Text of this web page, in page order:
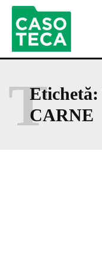
Etichetă:
CARNE
T